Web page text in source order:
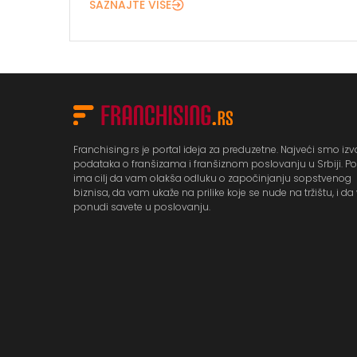
SAZNAJTE VIŠE
Franchising.rs je portal ideja za preduzetne. Najveći smo
podataka o franšizama i franšiznom poslovanju u Srbiji.
ima cilj da vam olakša odluku o započinjanju sopstvenog
biznisa, da vam ukaže na prilike koje se nude na tržištu, i
ponudi savete u poslovanju.